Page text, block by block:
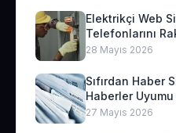
Elektrikçi Web
Telefonlarını
28 Mayıs 2026
Sıfırdan Haber
Haberler
27 Mayıs 2026